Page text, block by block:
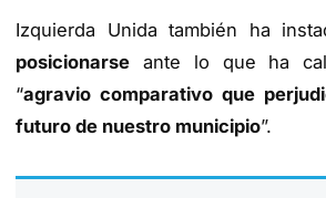
Izquierda Unida también ha
posicionarse ante lo que ha
“agravio comparativo que
futuro de nuestro municipio”.